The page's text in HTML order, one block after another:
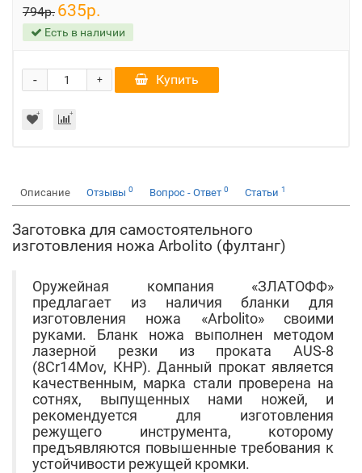
794р. 635р.
Есть в наличии
+
- Купить
Описание Отзывы 0 Вопрос - Ответ 0 Статьи 1
Заготовка для самостоятельного
изготовления ножа Arbolito (фултанг)
Оружейная компания «ЗЛАТОФФ»
предлагает из наличия бланки для
изготовления ножа «Arbolito» своими
руками. Бланк ножа выполнен методом
лазерной резки из проката AUS-8
(8Cr14Mov, КНР). Данный прокат является
качественным, марка стали проверена на
сотнях, выпущенных нами ножей, и
рекомендуется для изготовления
режущего инструмента, которому
предъявляются повышенные требования к
устойчивости режущей кромки.